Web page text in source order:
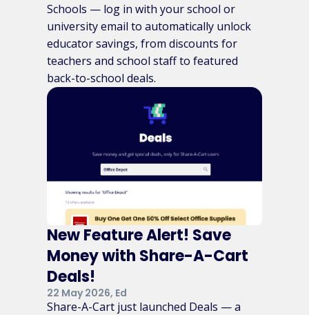
Schools — log in with your school or
university email to automatically unlock
educator savings, from discounts for
teachers and school staff to featured
back-to-school deals.
New Feature Alert! Save
Money with Share-A-Cart
Deals!
22 May 2026, Ed
Share-A-Cart just launched Deals — a